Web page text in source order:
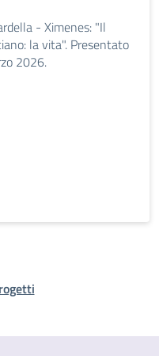
- Ximenes: "Il
la vita". Presentato
2026.